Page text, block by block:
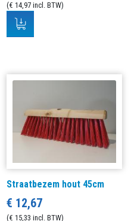
(€ 14,97 incl. BTW)
Straatbezem hout 45cm
€ 12,67
(€ 15,33 incl. BTW)